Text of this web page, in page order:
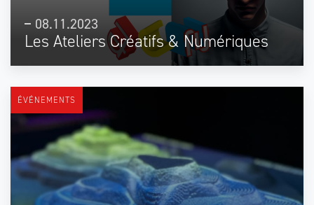
Les Ateliers Créatifs & Numériques
08.11.2023
ÉVÉNEMENTS